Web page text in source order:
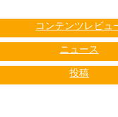
コンテンツレビュ
ニュース
投稿